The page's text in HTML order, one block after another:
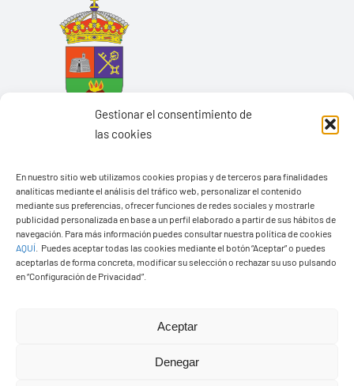
Gestionar el consentimiento de
las cookies
En nuestro sitio web utilizamos cookies propias y de terceros para finalidades
analíticas mediante el análisis del tráfico web, personalizar el contenido
mediante sus preferencias, ofrecer funciones de redes sociales y mostrarle
publicidad personalizada en base a un perfil elaborado a partir de sus hábitos de
navegación. Para más información puedes consultar nuestra política de cookies
AQUÍ
Puedes aceptar todas las cookies mediante el botón “Aceptar” o puedes
aceptarlas de forma concreta, modificar su selección o rechazar su uso pulsando
en “Configuración de Privacidad”.
Aceptar
Denegar
Ayuntamiento de Yaiza
Pza. de Los Remedios, 1
35570 – Yaiza
Tel:928 83 62 20